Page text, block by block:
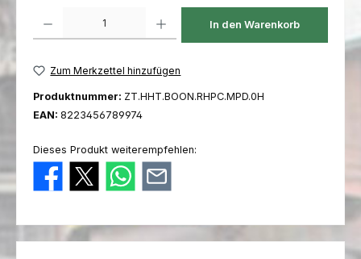
In den Warenkorb
Zum Merkzettel hinzufügen
Produktnummer: ZT.HHT.BOON.RHPC.MPD.0H
EAN: 8223456789974
Dieses Produkt weiterempfehlen: